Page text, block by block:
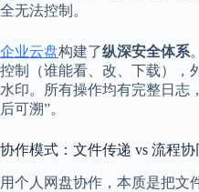
全无法控制。
企业云盘构建了纵深安全体系
控制（谁能看、改、下载），
水印。所有操作均有完整日志
后可溯”。
协作模式：文件传递 vs 流程协
用个人网盘协作，本质是把文